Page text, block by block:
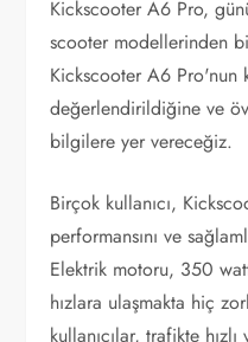
Kickscooter A6 Pro,
scooter modellerinden
Kickscooter A6 Pro'nun
değerlendirildiğine ve
bilgilere yer vereceğiz.
Birçok kullanıcı,
performansını ve
Elektrik motoru, 350
hızlara ulaşmakta hiç
kullanıcılar, trafikte